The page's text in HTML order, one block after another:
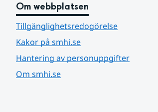
Om webbplatsen
Tillgänglighetsredogörelse
Kakor på smhi.se
Hantering av personuppgifter
Om smhi.se